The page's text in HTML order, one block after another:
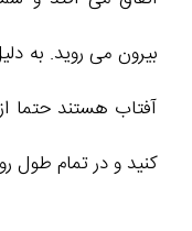
بیرون می روید. به
آفتاب هستند حتما
کنید و در تمام طول